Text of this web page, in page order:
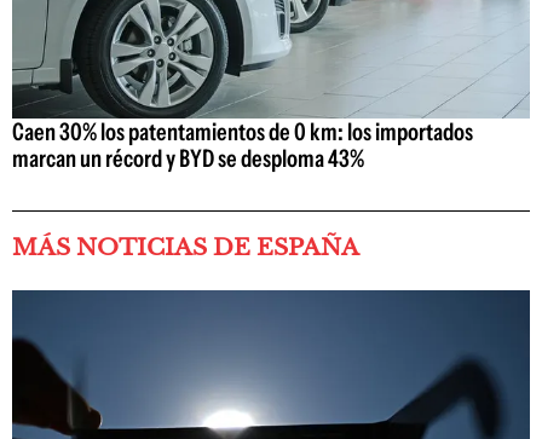
Caen 30% los patentamientos de 0 km: los importados
marcan un récord y BYD se desploma 43%
MÁS NOTICIAS DE ESPAÑA